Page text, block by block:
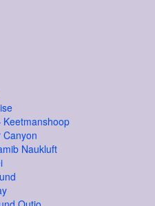
Keetmanshoop
Canyon
Naukluft